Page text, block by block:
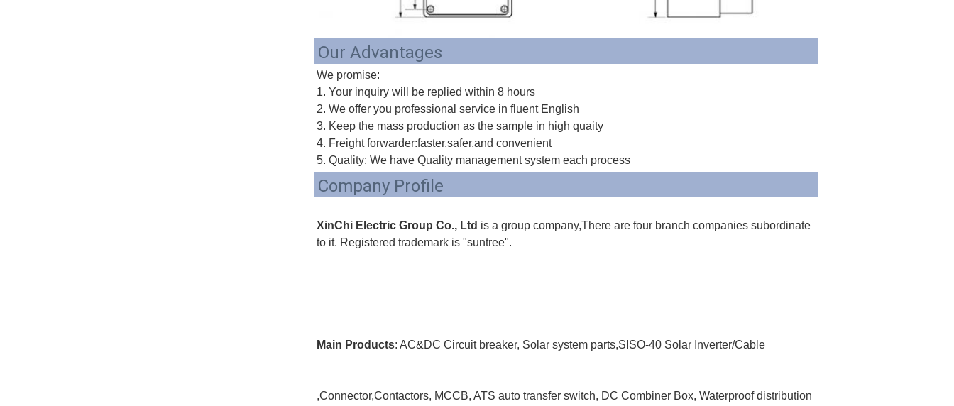
Our Advantages
We promise:
1. Your inquiry will be replied within 8 hours
2. We offer you professional service in fluent English
3. Keep the mass production as the sample in high quaity
4. Freight forwarder:faster,safer,and convenient
5. Quality: We have Quality management system each process
Company Profile
XinChi Electric Group Co., Ltd is a group company,There are four branch companies subordinate
to it. Registered trademark is "suntree".
Main Products: AC&DC Circuit breaker, Solar system parts,SISO-40 Solar Inverter/Cable
,Connector,Contactors, MCCB, ATS auto transfer switch, DC Combiner Box, Waterproof distribution